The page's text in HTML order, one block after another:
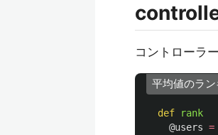
コントローラ
平均値のラ
def
rank
@users =